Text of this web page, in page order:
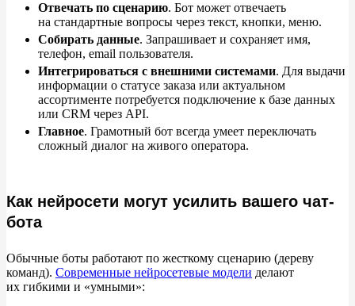
Отвечать по сценарию. Бот может отвечаеть
на стандартные вопросы через текст, кнопки, меню.
Собирать данные. Запрашивает и сохраняет имя,
телефон, email пользователя.
Интегрироваться с внешними системами. Для выдачи
информации о статусе заказа или актуальном
ассортименте потребуется подключение к базе данных
или CRM через API.
Главное. Грамотный бот всегда умеет переключать
сложный диалог на живого оператора.
Как нейросети могут усилить вашего чат-
бота
Обычные боты работают по жесткому сценарию (дереву
команд). Современные нейросетевые модели делают
их гибкими и «умными»: